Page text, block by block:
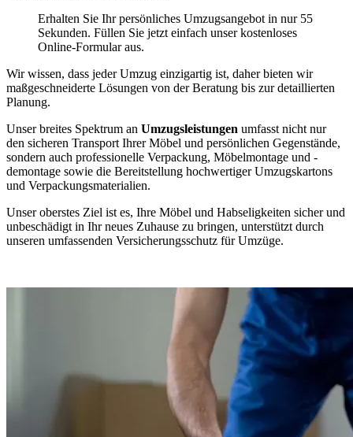
Erhalten Sie Ihr persönliches Umzugsangebot in nur 55
Sekunden. Füllen Sie jetzt einfach unser kostenloses
Online-Formular aus.
Wir wissen, dass jeder Umzug einzigartig ist, daher bieten wir
maßgeschneiderte Lösungen von der Beratung bis zur detaillierten
Planung.
Unser breites Spektrum an Umzugsleistungen umfasst nicht nur
den sicheren Transport Ihrer Möbel und persönlichen Gegenstände,
sondern auch professionelle Verpackung, Möbelmontage und -
demontage sowie die Bereitstellung hochwertiger Umzugskartons
und Verpackungsmaterialien.
Unser oberstes Ziel ist es, Ihre Möbel und Habseligkeiten sicher und
unbeschädigt in Ihr neues Zuhause zu bringen, unterstützt durch
unseren umfassenden Versicherungsschutz für Umzüge.